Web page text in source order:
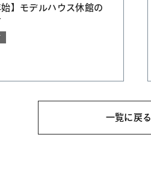
始】モデルハウス休館の
一覧に戻る